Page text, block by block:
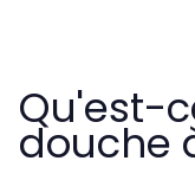
Qu'est-
douche